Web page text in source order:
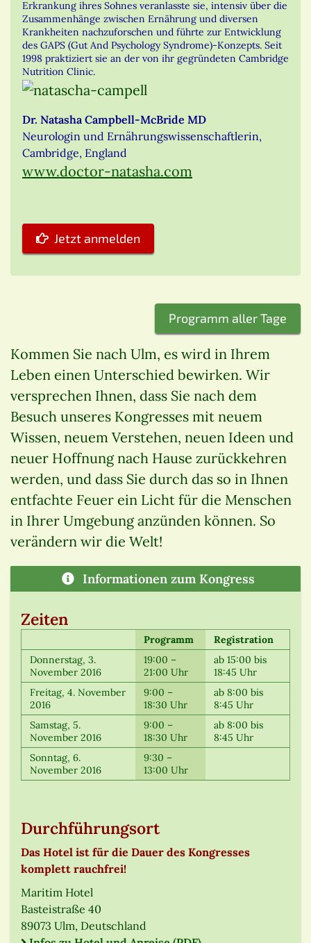
Erkrankung ihres Sohnes veranlasste sie, intensiv über die
Zusammenhänge zwischen Ernährung und diversen
Krankheiten nachzuforschen und führte zur Entwicklung
des GAPS (Gut And Psychology Syndrome)-Konzepts. Seit
1998 praktiziert sie an der von ihr gegründeten Cambridge
Nutrition Clinic.
Dr. Natasha Campbell-McBride MD
Neurologin und Ernährungswissenschaftlerin,
Cambridge, England
www.doctor-natasha.com
Jetzt anmelden
Programm aller Tage
Kommen Sie nach Ulm, es wird in Ihrem
Leben einen Unterschied bewirken. Wir
versprechen Ihnen, dass Sie nach dem
Besuch unseres Kongresses mit neuem
Wissen, neuem Verstehen, neuen Ideen und
neuer Hoffnung nach Hause zurückkehren
werden, und dass Sie durch das so in Ihnen
entfachte Feuer ein Licht für die Menschen
in Ihrer Umgebung anzünden können. So
verändern wir die Welt!
Informationen zum Kongress
Zeiten
Programm
Registration
Donnerstag, 3.
November 2016
19:00 –
21:00 Uhr
ab 15:00 bis
18:45 Uhr
Freitag, 4. November
2016
9:00 –
18:30 Uhr
ab 8:00 bis
8:45 Uhr
Samstag, 5.
November 2016
9:00 –
18:30 Uhr
ab 8:00 bis
8:45 Uhr
Sonntag, 6.
November 2016
9:30 –
13:00 Uhr
Durchführungsort
Das Hotel ist für die Dauer des Kongresses
komplett rauchfrei!
Maritim Hotel
Basteistraße 40
89073 Ulm, Deutschland